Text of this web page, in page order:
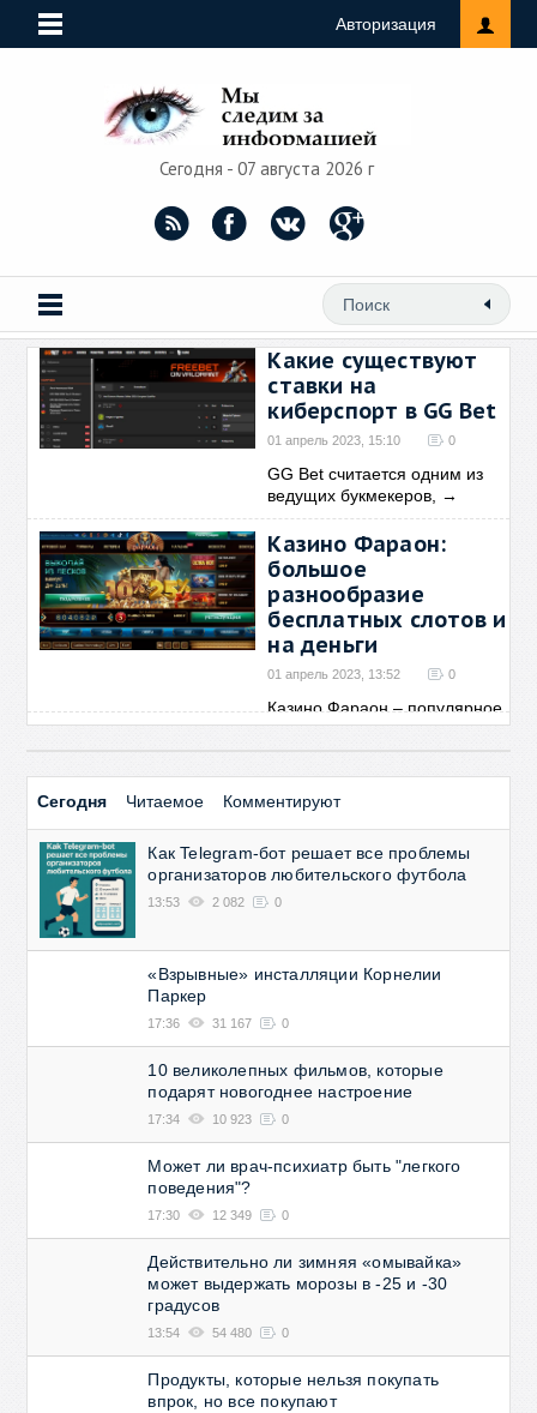
Авторизация
Сегодня - 07 августа 2026 г
Какие существуют
ставки на
киберспорт в GG Bet
01 апрель 2023, 15:10 0
GG Bet считается одним из
ведущих букмекеров,
→
Казино Фараон:
большое
разнообразие
бесплатных слотов и
на деньги
01 апрель 2023, 13:52 0
Казино Фараон – популярное
заведение для→
Сегодня Читаемое Комментируют
Как Telegram-бот решает все проблемы
организаторов любительского футбола
13:53 2 082 0
«Взрывные» инсталляции Корнелии
Паркер
17:36 31 167 0
10 великолепных фильмов, которые
подарят новогоднее настроение
17:34 10 923 0
Может ли врач-психиатр быть "легкого
поведения"?
17:30 12 349 0
Действительно ли зимняя «омывайка»
может выдержать морозы в -25 и -30
градусов
13:54 54 480 0
Продукты, которые нельзя покупать
впрок, но все покупают